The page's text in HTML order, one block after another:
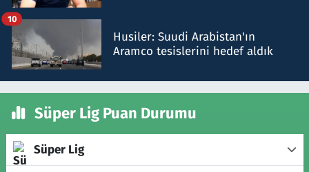
Husiler: Suudi Arabistan'ın
Aramco tesislerini hedef aldık
10
Süper Lig Puan Durumu
Süper Lig